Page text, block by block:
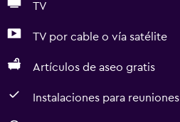
TV
TV por cable o vía satélite
Artículos de aseo gratis
Instalaciones para reuniones